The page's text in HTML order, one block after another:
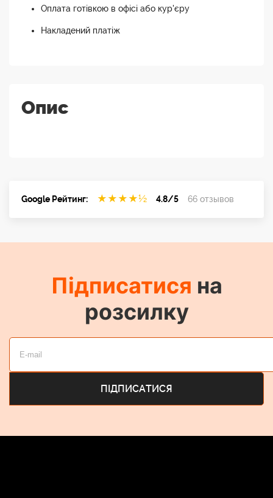
Оплата готівкою в офісі або кур'єру
Накладений платіж
Опис
Google Рейтинг: ★ ★ ★ ★½ 4.8/5 66 отзывов
Підписатися на
розсилку